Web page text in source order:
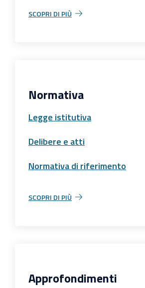
SCOPRI DI PIÙ
Normativa
Legge istitutiva
Delibere e atti
Normativa di riferimento
SCOPRI DI PIÙ
Approfondimenti